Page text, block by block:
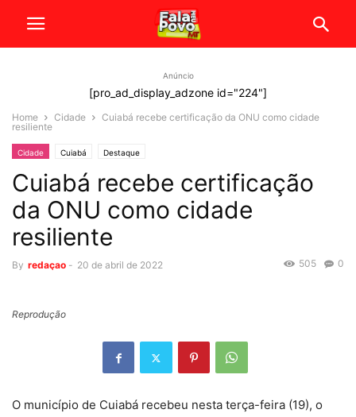
Anúncio
[pro_ad_display_adzone id="224"]
Home Cidade
Cuiabá recebe certificação da ONU como cidade
resiliente
Cidade Cuiabá Destaque
Cuiabá recebe certificação
da ONU como cidade
resiliente
By redaçao - 20 de abril de 2022 0
505
Reprodução
O município de Cuiabá recebeu nesta terça-feira (19), o